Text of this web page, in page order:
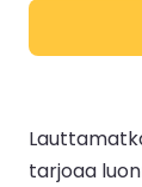
tarjoaa